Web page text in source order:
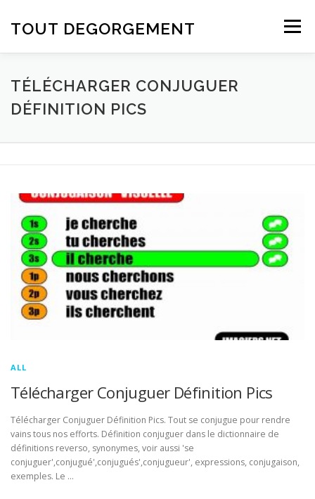
TOUT DEGORGEMENT Menu
TÉLÉCHARGER CONJUGUER
DÉFINITION PICS
ALL
Télécharger Conjuguer Définition Pics
Télécharger Conjuguer Définition Pics. Tout se conjugue pour rendre
vains tous nos efforts. Définition conjuguer dans le dictionnaire de
définitions reverso, synonymes, voir aussi 'se
conjuguer',conjugué',conjugués',conjugueur', expressions, conjugaison,
exemples. Le …